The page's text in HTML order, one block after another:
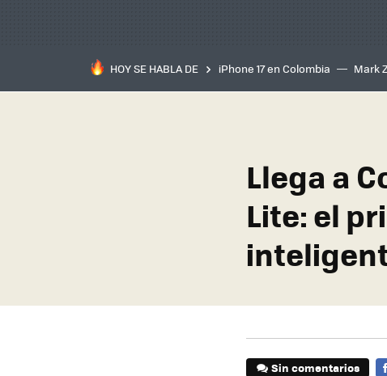
HOY SE HABLA DE iPhone 17 en Colombia Mark
inteligente
IA TCL C8K
Llega a
Lite: el
Sin comentarios